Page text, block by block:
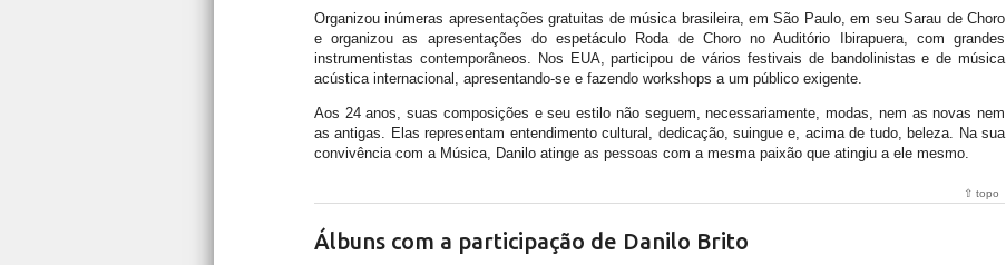
Organizou inúmeras apresentações gratuitas de música brasileira, em São Paulo, em seu Sarau de Choro
e organizou as apresentações do espetáculo Roda de Choro no Auditório Ibirapuera, com grandes
instrumentistas contemporâneos. Nos EUA, participou de vários festivais de bandolinistas e de música
acústica internacional, apresentando-se e fazendo workshops a um público exigente.
Aos 24 anos, suas composições e seu estilo não seguem, necessariamente, modas, nem as novas nem
as antigas. Elas representam entendimento cultural, dedicação, suingue e, acima de tudo, beleza. Na sua
convivência com a Música, Danilo atinge as pessoas com a mesma paixão que atingiu a ele mesmo.
⇧ topo
Álbuns com a participação de Danilo Brito